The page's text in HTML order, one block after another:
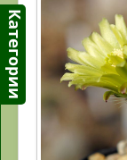
Контакты